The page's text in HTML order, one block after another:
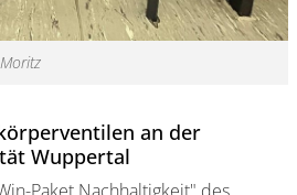
an der
Wuppertal